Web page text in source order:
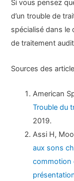
Si vous pensez
d’un trouble de
spécialisé dans le
de traitement
Sources des
American
Trouble du
2019.
Assi H,
aux sons
commotion